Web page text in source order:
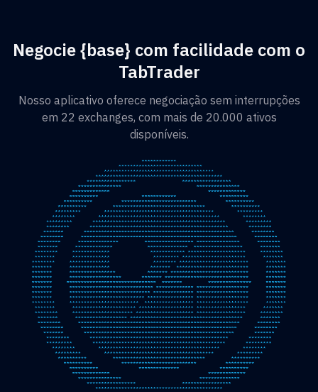
Negocie {base} com facilidade com o
TabTrader
Nosso aplicativo oferece negociação sem interrupções
em 22 exchanges, com mais de 20.000 ativos
disponíveis.